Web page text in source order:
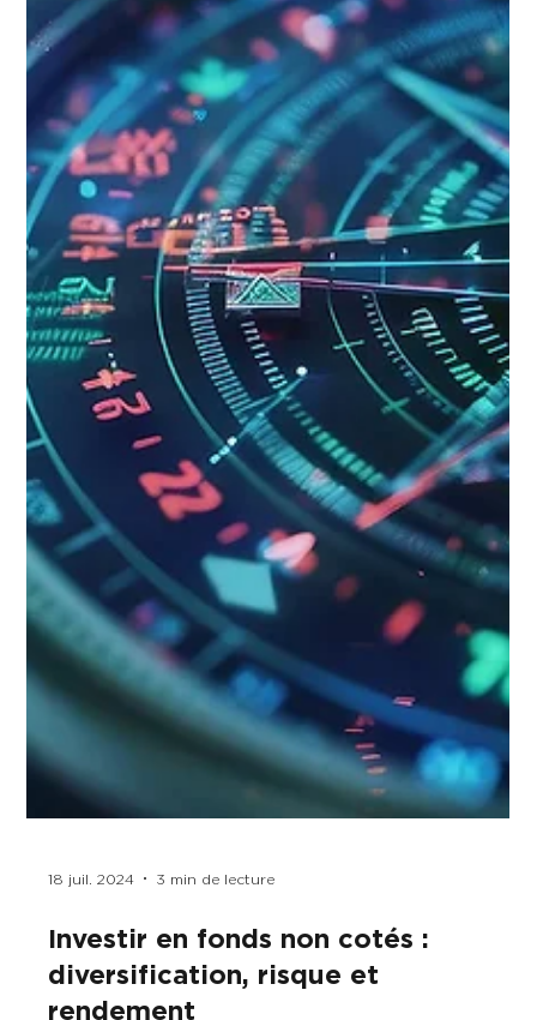
18 juil. 2024 3 min de lecture
Investir en fonds non cotés :